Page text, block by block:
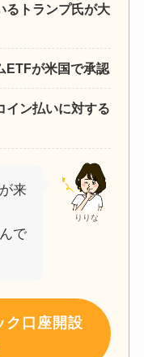
るトランプ氏が大
ETFが米国で承認
イン払いに対する
りりな
来
で
ク口座開設